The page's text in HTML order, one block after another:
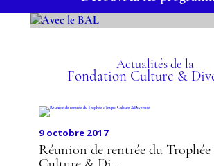
Actualités de la
Fondation Culture &
9 octobre 2017
Réunion de rentrée du